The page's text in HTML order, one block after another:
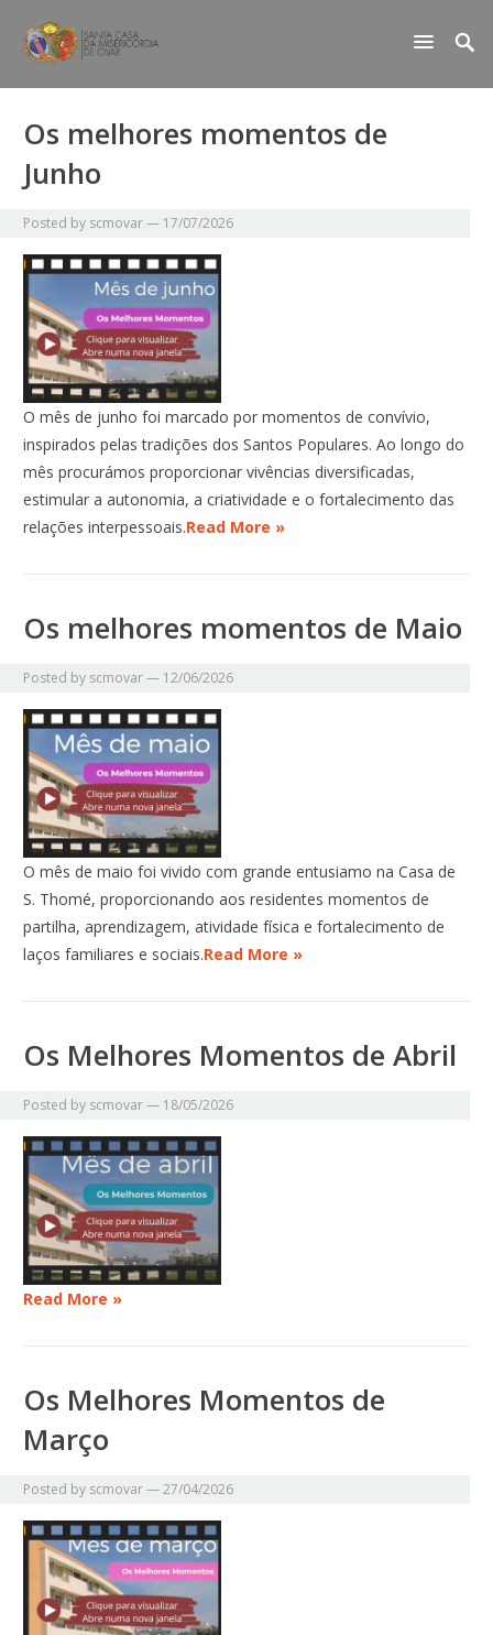
Os melhores momentos de
Junho
Posted by scmovar— 17/07/2026
O mês de junho foi marcado por momentos de convívio,
inspirados pelas tradições dos Santos Populares. Ao longo do
mês procurámos proporcionar vivências diversificadas,
estimular a autonomia, a criatividade e o fortalecimento das
relações interpessoais.Read More »
Os melhores momentos de Maio
Posted by scmovar— 12/06/2026
O mês de maio foi vivido com grande entusiamo na Casa de
S. Thomé, proporcionando aos residentes momentos de
partilha, aprendizagem, atividade física e fortalecimento de
laços familiares e sociais.Read More »
Os Melhores Momentos de Abril
Posted by scmovar— 18/05/2026
Read More »
Os Melhores Momentos de
Março
Posted by scmovar—27/04/2026